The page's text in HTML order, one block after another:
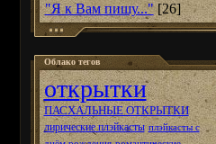
"Я к Вам пишу..." [26]
Облако тегов
открытки
ПАСХАЛЬНЫЕ ОТКРЫТКИ
лирические плэйкасты плэйкасты с